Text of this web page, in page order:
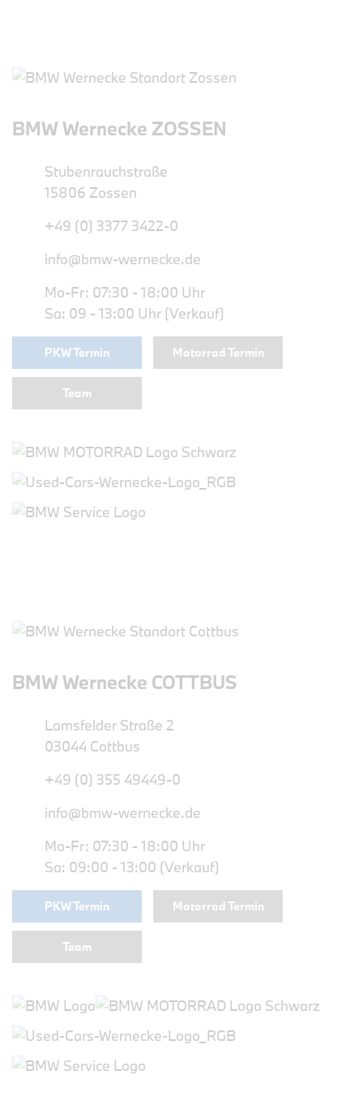
BMW Wernecke ZOSSEN
Stubenrauchstraße
15806 Zossen
+49 (0) 3377 3422-0
info@bmw-wernecke.de
Mo-Fr: 07:30 - 18:00 Uhr
Sa: 09 - 13:00 Uhr (Verkauf)
PKW Termin Motorrad Termin
Team
BMW Wernecke COTTBUS
Lamsfelder Straße 2
03044 Cottbus
+49 (0) 355 49449-0
info@bmw-wernecke.de
Mo-Fr: 07:30 - 18:00 Uhr
Sa: 09:00 - 13:00 (Verkauf)
PKW Termin Motorrad Termin
Team